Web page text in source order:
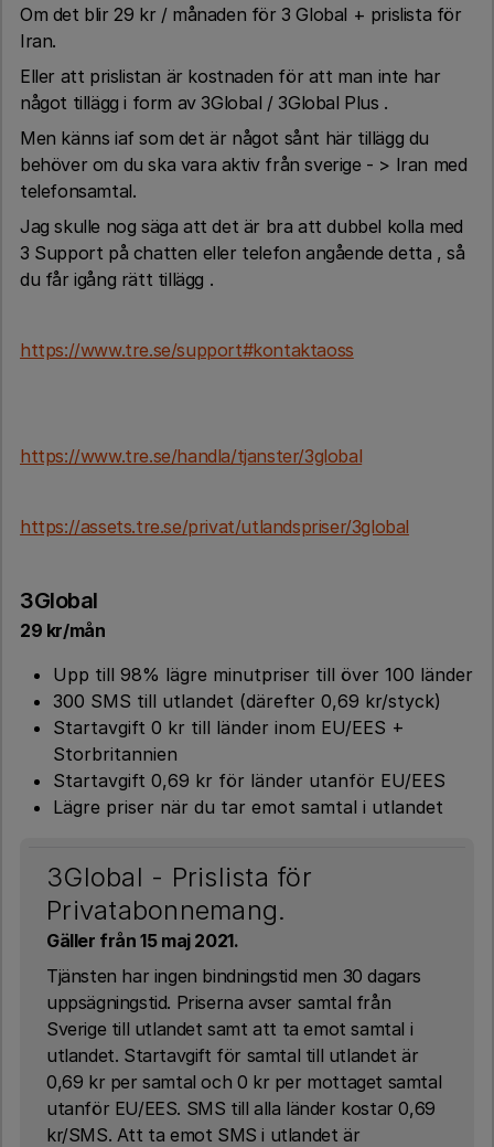
Om det blir 29 kr / månaden för 3 Global + prislista för
Iran.
Eller att prislistan är kostnaden för att man inte har
något tillägg i form av 3Global / 3Global Plus .
Men känns iaf som det är något sånt här tillägg du
behöver om du ska vara aktiv från sverige - > Iran med
telefonsamtal.
Jag skulle nog säga att det är bra att dubbel kolla med
3 Support på chatten eller telefon angående detta , så
du får igång rätt tillägg .
https://www.tre.se/support#kontaktaoss
https://www.tre.se/handla/tjanster/3global
https://assets.tre.se/privat/utlandspriser/3global
3Global
29 kr/mån
Upp till 98% lägre minutpriser till över 100 länder
300 SMS till utlandet (därefter 0,69 kr/styck)
Startavgift 0 kr till länder inom EU/EES +
Storbritannien
Startavgift 0,69 kr för länder utanför EU/EES
Lägre priser när du tar emot samtal i utlandet
3Global - Prislista för
Privatabonnemang.
Gäller från 15 maj 2021.
Tjänsten har ingen bindningstid men 30 dagars
uppsägningstid. Priserna avser samtal från
Sverige till utlandet samt att ta emot samtal i
utlandet. Startavgift för samtal till utlandet är
0,69 kr per samtal och 0 kr per mottaget samtal
utanför EU/EES. SMS till alla länder kostar 0,69
kr/SMS. Att ta emot SMS i utlandet är